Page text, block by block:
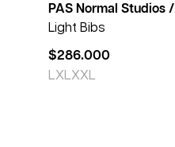
PAS Normal Studios /
Light Bibs
$286.000
XL XXL